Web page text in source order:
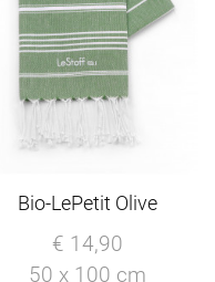
Bio-LePetit Olive
€ 14,90
50 x 100 cm